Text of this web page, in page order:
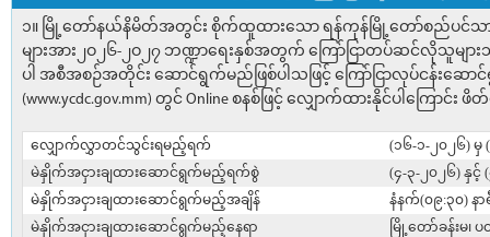
၁။ မြို့တော်နယ်နိမိတ်အတွင်း စိုက်ထူထားသော ရန်ကုန်မြို့တော်စည်ပင်သာ
များအား၂ဝ၂၆-၂ဝ၂၇ ဘဏ္ဍာရေးနှစ်အတွက် ကြော်ငြာတပ်ဆင်လိုသူများ
ပါ အစီအစဉ်အတိုင်း ဆောင်ရွက်မည်ဖြစ်ပါသဖြင့် ကြော်ငြာလုပ်ငန်းဆေ
(www.ycdc.gov.mm) တွင် Online စနစ်ဖြင့် လျှောက်ထားနိုင်ပါကြောင်း
လျှောက်လွှာတင်သွင်းရမည့်ရက်
(၁၆-၁-၂၀၂၆) မှ
မဲနှိုက်အငှားချထားဆောင်ရွက်မည့်ရက်စွဲ
(၄-၃-၂၀၂၆) နှင့်
မဲနှိုက်အငှားချထားဆောင်ရွက်မည့်အချိန်
နံနက်(၀၉:၃၀) နာ
မဲနှိုက်အငှားချထားဆောင်ရွက်မည့်နေရာ
မြို့တော်ခန်းမ၊